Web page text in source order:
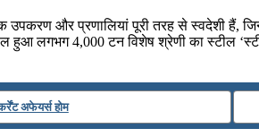
उपकरण और प्रणालियां पूरी तरह से स्वदेशी हैं,
हुआ लगभग 4,000 टन विशेष श्रेणी का स्टील
अफेयर्स होम